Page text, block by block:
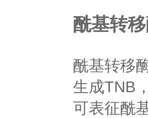
酰基转
酰基转移
生成TNB
可表征酰